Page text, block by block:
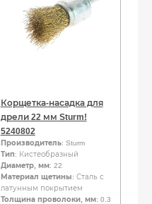
Корщетка-насадка для
дрели 22 мм Sturm!
5240802
Производитель: Sturm
Тип: Кистеобразный
Диаметр, мм: 22
Материал щетины: Сталь с
латунным покрытием
Толщина проволоки, мм: 0.3